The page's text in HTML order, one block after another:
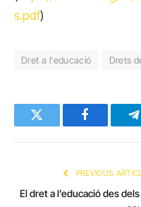
s.pdf)
Dret a l'educació Drets
Twitter Facebook
PREVIOUS
El dret a l’educació des